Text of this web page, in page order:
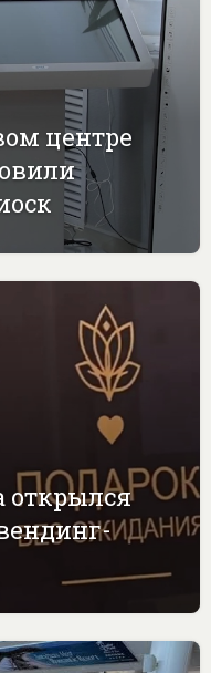
центре
открылся